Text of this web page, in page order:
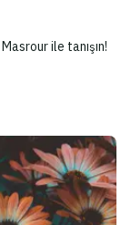
ile tanışın!